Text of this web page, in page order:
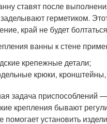
ставят после
герметиком.
край не будет
ванны к стене
крепежные детали;
крюки,
задача приспособлений —
крепления бывают
помогает установить